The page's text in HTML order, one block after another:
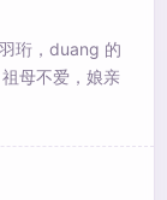
珩，duang 的
母不爱，娘亲
生，绝不能再像
人人可欺的柔